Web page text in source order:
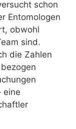
schon
Entomologen
obwohl
sind.
die Zahlen
eine